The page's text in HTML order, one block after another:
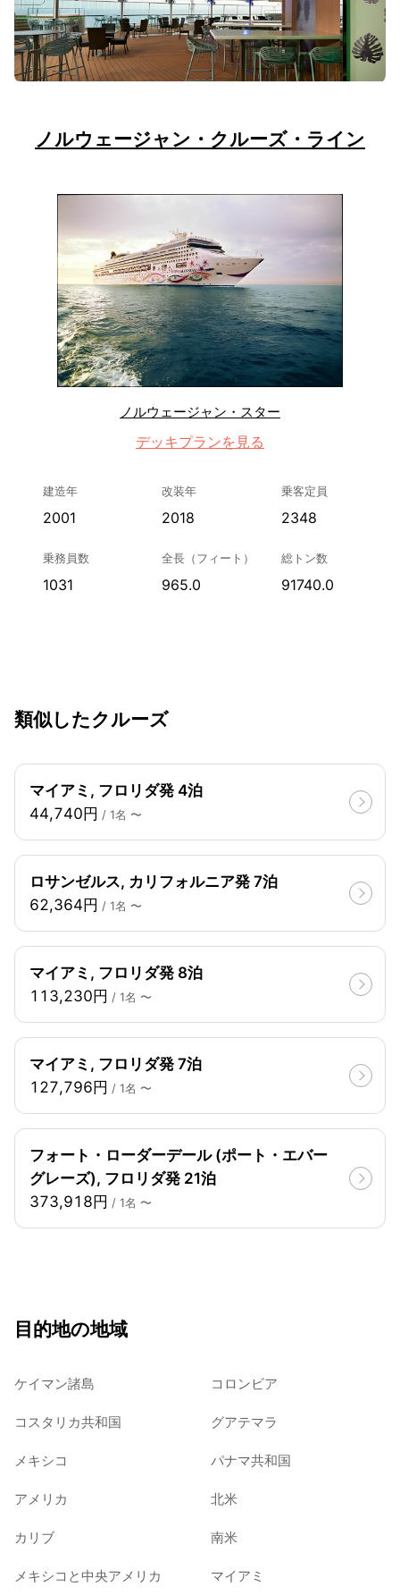
ノルウェージャン・クルーズ・ライン
ノルウェージャン・スター
デッキプランを見る
建造年
2001
改装年
2018
乗客定員
2348
乗務員数
1031
全長（フィート）
965.0
総トン数
91740.0
類似したクルーズ
マイアミ, フロリダ発 4泊
44,740円 / 1名 〜
ロサンゼルス, カリフォルニア発 7泊
62,364円 / 1名 〜
マイアミ, フロリダ発 8泊
113,230円 / 1名 〜
マイアミ, フロリダ発 7泊
127,796円 / 1名 〜
フォート・ローダーデール (ポート・エバー
グレーズ), フロリダ発 21泊
373,918円 / 1名 〜
目的地の地域
ケイマン諸島 コロンビア
コスタリカ共和国 グアテマラ
メキシコ パナマ共和国
アメリカ 北米
カリブ 南米
メキシコと中央アメリカ マイアミ